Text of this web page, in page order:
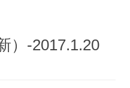
）-2017.1.20